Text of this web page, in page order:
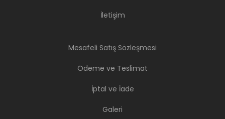
İletişim
Mesafeli Satış Sözleşmesi
Ödeme ve Teslimat
İptal ve İade
Galeri